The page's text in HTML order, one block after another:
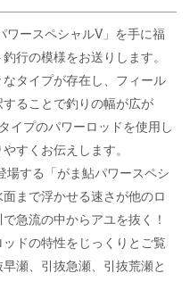
ースペシャルV」を手に福
行の模様をお送りします。
タイプが存在し、フィール
ることで釣りの幅が広が
イプのパワーロッドを使用し
すくお伝えします。
する「がま鮎パワースペシ
まで浮かせる速さが他のロ
急流の中からアユを抜く！
ドの特性をじっくりとご覧
瀬、引抜急瀬、引抜荒瀬と